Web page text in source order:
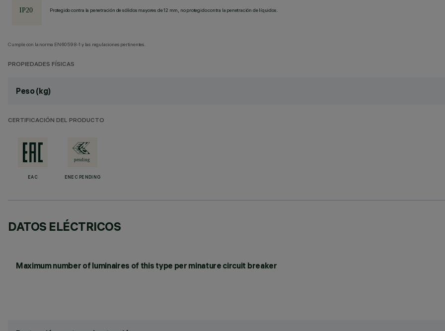
Protegido contra la penetración de sólidos mayores de 12 mm, no protegido contra la penetración de líquidos.
Cumple con la norma EN60598-1 y las regulaciones pertinentes.
PROPIEDADES FÍSICAS
Peso (kg)
CERTIFICACIÓN DEL PRODUCTO
EAC ENEC PENDING
DATOS ELÉCTRICOS
Maximum number of luminaires of this type per minature circuit breaker